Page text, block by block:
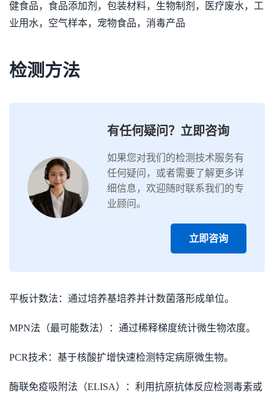
健食品，食品添加剂，包装材料，生物制剂，医疗废水，工
业用水，空气样本，宠物食品，消毒产品
检测方法
有任何疑问？立即咨询
如果您对我们的检测技术服务有
任何疑问，或者需要了解更多详
细信息，欢迎随时联系我们的专
业顾问。
立即咨询
平板计数法：通过培养基培养并计数菌落形成单位。
MPN法（最可能数法）：通过稀释梯度统计微生物浓度。
PCR技术：基于核酸扩增快速检测特定病原微生物。
酶联免疫吸附法（ELISA）：利用抗原抗体反应检测毒素或